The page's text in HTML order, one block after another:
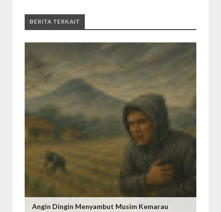
BERITA TERKAIT
Angin Dingin Menyambut Musim Kemarau